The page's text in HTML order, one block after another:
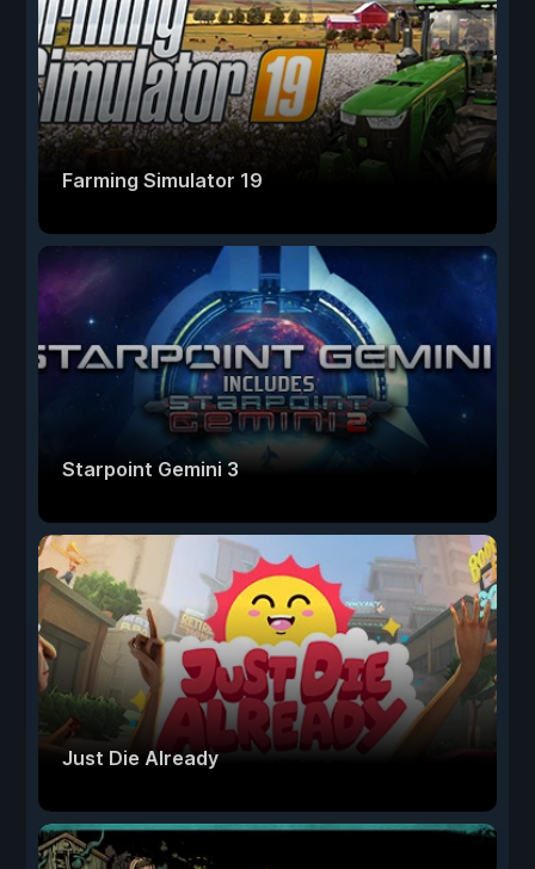
Farming Simulator 19
Starpoint Gemini 3
Just Die Already